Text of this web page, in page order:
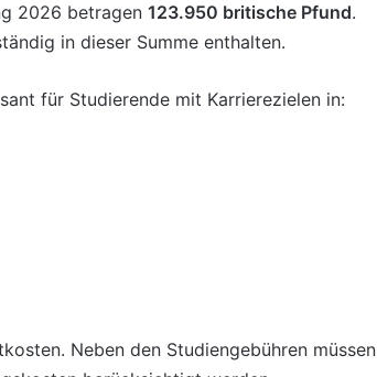
2026 betragen 123.950 britische Pfund.
in dieser Summe enthalten.
für Studierende mit Karrierezielen in:
Neben den Studiengebühren müssen